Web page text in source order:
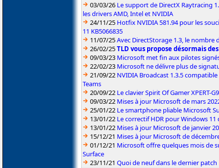
03/03/26 Le support de DirectX Raytracing
les drivers AMD, Intel et NVIDIA
24/11/25 Hotfix NVIDIA 581.94 pour les
11 KB5066835
11/07/25Avec DirectStorage 1.3, le nombre
26/02/25TLD vous propose désormais
09/03/23 Microsoft met fin aux pilotes
22/02/23 Microsoft ne délivre plus de
21/09/22 NVIDIA Broadcast 1.3.5
Teams
20/09/22 Le clavier Spirit Of Gamer XPERT-
09/03/22 Mises à jour Microsoft de mars
25/01/22 Le smartphone pliable Microsoft
13/01/22 Le correctif HDR pour Windows
13/01/22 Mises à jour Microsoft de janvier
15/12/21 Mises à jour Microsoft de
01/12/21 Microsoft offre quelques mois de
Surface
23/11/21 Quoi de neuf dans le dernier